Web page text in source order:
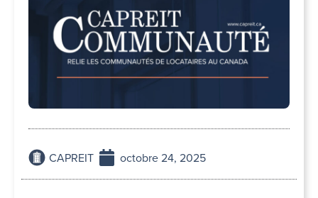
CAPREIT octobre 24, 2025